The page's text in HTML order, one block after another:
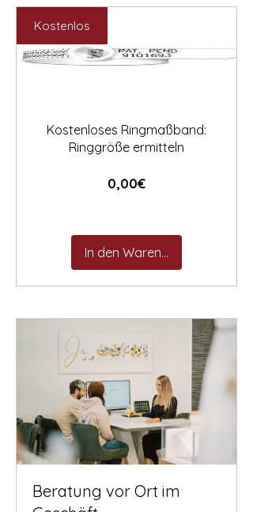
Preis
2.531,00 €
Preis
Kostenlos
Kostenloses Ringmaßband:
Ringgröße ermitteln
0,00€Preis
In den Warenkorb
Beratung vor Ort im